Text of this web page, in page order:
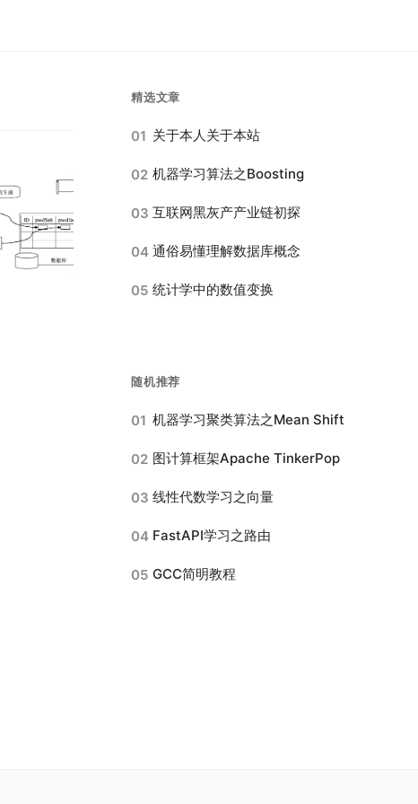
精选文章
01 关于本人关于本站
02 机器学习算法之Boosting
03 互联网黑灰产产业链初探
04 通俗易懂理解数据库概念
05 统计学中的数值变换
随机推荐
01 机器学习聚类算法之Mean Shift
02 图计算框架Apache TinkerPop
03 线性代数学习之向量
04 FastAPI学习之路由
05 GCC简明教程